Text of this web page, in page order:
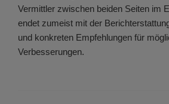
Vermittler zwischen beiden Seiten im
endet zumeist mit der
und konkreten Empfehlungen für
Verbesserungen.